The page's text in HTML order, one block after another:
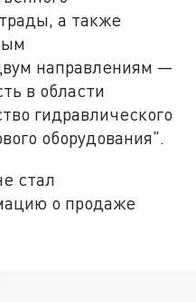
а также
направлениям —
в области
гидравлического
оборудования".
стал
о продаже